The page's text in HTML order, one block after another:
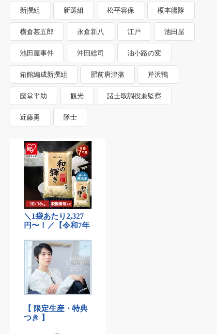
新撰組 新選組 松平容保 榎本艦隊
横倉甚五郎 永倉新八 江戸 池田屋
池田屋事件 沖田総司 油小路の変
箱館編成新撰組 肥前唐津藩 芹沢鴨
藤堂平助 観光 諸士取調役兼監察
近藤勇 隊士